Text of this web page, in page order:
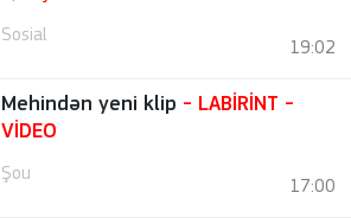
Sosial
19:02
Mehindən yeni klip - LABİRİNT -
VİDEO
Şou
17:00